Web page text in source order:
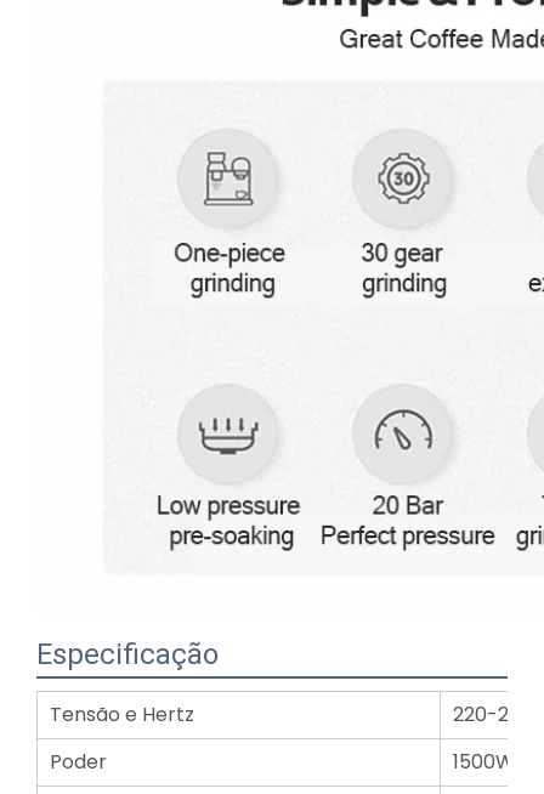
Especificação
Tensão e Hertz
220-240
Poder
1500W